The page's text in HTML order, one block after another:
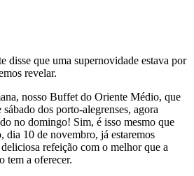
disse que uma supernovidade estava por
revelar.
nosso Buffet do Oriente Médio, que
dos porto-alegrenses, agora
no domingo! Sim, é isso mesmo que
10 de novembro, já estaremos
refeição com o melhor que a
tem a oferecer.